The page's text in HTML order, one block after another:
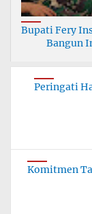
Bupati Fery
Bangun
Peringati
Komitmen